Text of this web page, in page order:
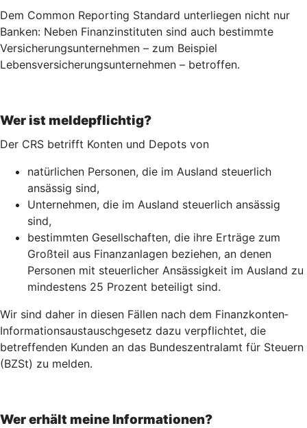
Dem Common Reporting Standard unterliegen nicht nur
Banken: Neben Finanzinstituten sind auch bestimmte
Versicherungsunternehmen – zum Beispiel
Lebensversicherungs­unternehmen – betroffen.
Wer ist meldepflichtig?
Der CRS betrifft Konten und Depots von
natürlichen Personen, die im Ausland steuerlich
ansässig sind,
Unternehmen, die im Ausland steuerlich ansässig
sind,
bestimmten Gesellschaften, die ihre Erträge zum
Großteil aus Finanzanlagen beziehen, an denen
Personen mit steuerlicher Ansässigkeit im Ausland zu
mindestens 25 Prozent beteiligt sind.
Wir sind daher in diesen Fällen nach dem Finanz­konten­
Informations­austausch­gesetz dazu verpflichtet, die
betreffenden Kunden an das Bundeszentralamt für Steuern
(BZSt) zu melden.
Wer erhält meine Informationen?